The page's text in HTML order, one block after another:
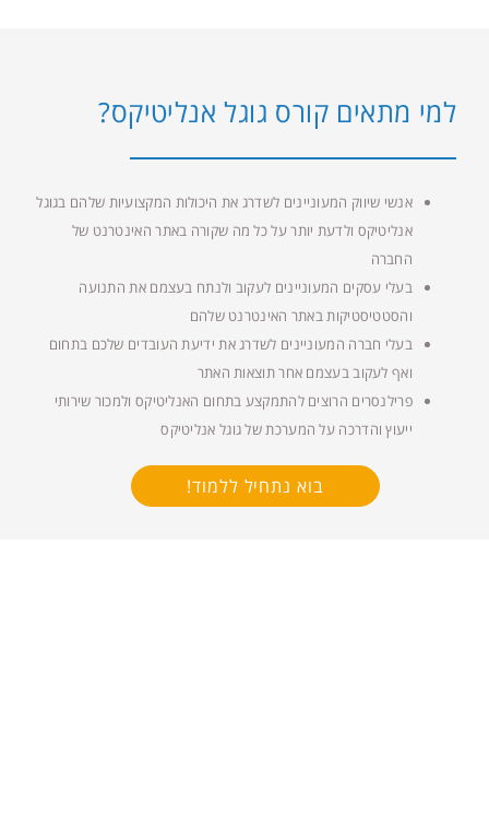
למי מתאים קורס גוגל אנליטיקס?
אנשי שיווק המעוניינים לשדרג את היכולות המקצועיות שלהם בגוגל
אנליטיקס ולדעת יותר על כל מה שקורה באתר האינטרנט של
החברה
בעלי עסקים המעוניינים לעקוב ולנתח בעצמם את התנועה
והסטטיסטיקות באתר האינטרנט שלהם
בעלי חברה המעוניינים לשדרג את ידיעת העובדים שלכם בתחום
ואף לעקוב בעצמם אחר תוצאות האתר
פרילנסרים הרוצים להתמקצע בתחום האנליטיקס ולמכור שירותי
ייעוץ והדרכה על המערכת של גוגל אנליטיקס
בוא נתחיל ללמוד!